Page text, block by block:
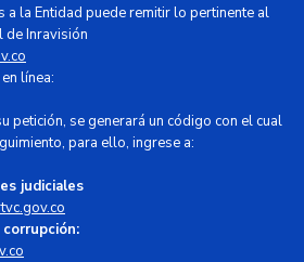
a la Entidad puede remitir lo pertinente al
de Inravisión
línea:
petición, se generará un código con el cual
para ello, ingrese a:
judiciales